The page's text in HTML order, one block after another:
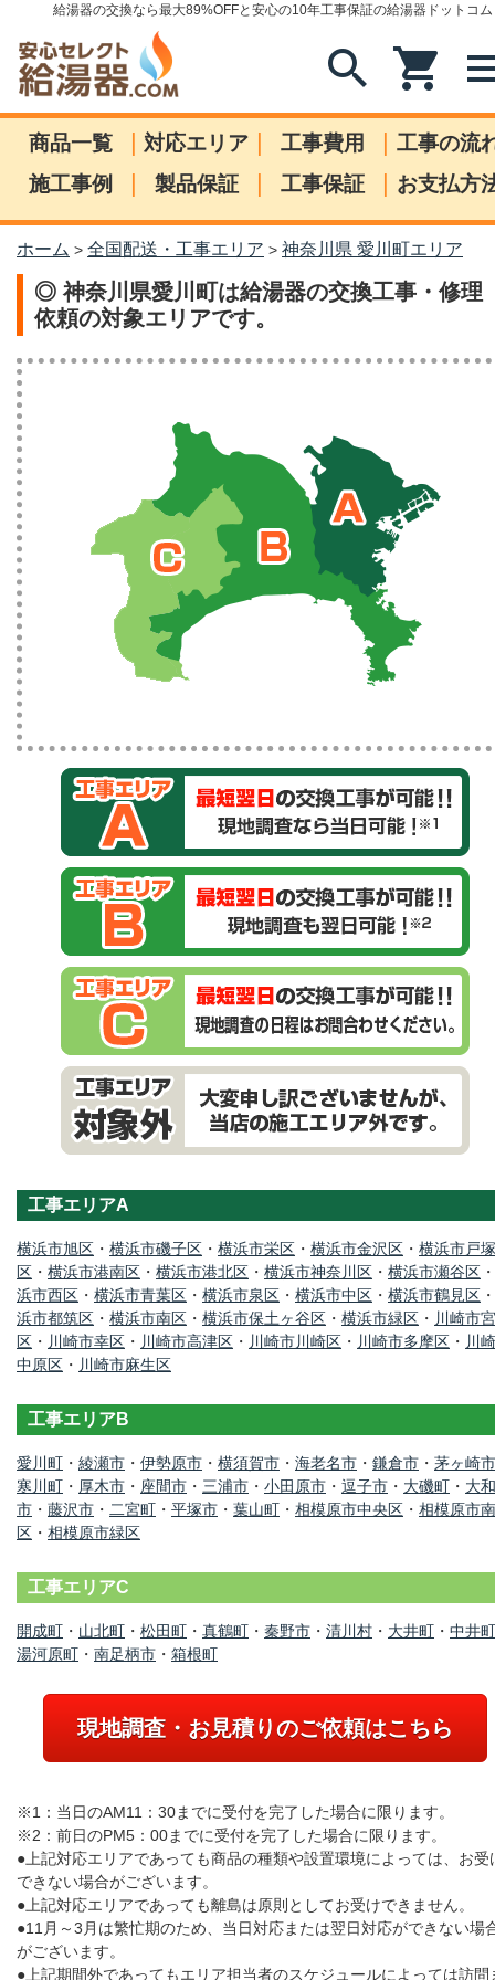
給湯器の交換なら最大89%OFFと安心の10年工事保証の給湯器ドットコム
search shopping_cart
商品一覧 | 対応エリア | 工事費用 | 工事の流
施工事例
| 製品保証 | 工事保証 | お支払方
ホーム > 全国配送・工事エリア > 神奈川県 愛川町エリア
◎ 神奈川県愛川町は給湯器の交換工事・修理
依頼の対象エリアです。
工事エリアA
横浜市旭区 ・ 横浜市磯子区 ・ 横浜市栄区 ・ 横浜市金沢区 ・ 横浜市戸塚
区 ・ 横浜市港南区 ・ 横浜市港北区 ・ 横浜市神奈川区 ・ 横浜市瀬谷区 ・
浜市西区 ・ 横浜市青葉区 ・ 横浜市泉区 ・ 横浜市中区 ・ 横浜市鶴見区 ・
浜市都筑区 ・ 横浜市南区 ・ 横浜市保土ヶ谷区 ・ 横浜市緑区 ・ 川崎市
区 ・ 川崎市幸区 ・ 川崎市高津区 ・ 川崎市川崎区 ・ 川崎市多摩区 ・ 川
中原区 ・ 川崎市麻生区
工事エリアB
愛川町 ・ 綾瀬市 ・ 伊勢原市 ・ 横須賀市 ・ 海老名市 ・ 鎌倉市 ・ 茅ヶ崎市
寒川町 ・ 厚木市 ・ 座間市 ・ 三浦市 ・ 小田原市 ・ 逗子市 ・ 大磯町 ・ 大和
市 ・ 藤沢市 ・ 二宮町 ・ 平塚市 ・ 葉山町 ・ 相模原市中央区 ・ 相模原市南
区 ・ 相模原市緑区
工事エリアC
開成町 ・ 山北町 ・ 松田町 ・ 真鶴町 ・ 秦野市 ・ 清川村 ・ 大井町 ・ 中井町
湯河原町 ・ 南足柄市 ・ 箱根町
現地調査・お見積りのご依頼はこちら
※1：当日のAM11：30までに受付を完了した場合に限ります。
※2：前日のPM5：00までに受付を完了した場合に限ります。
●上記対応エリアであっても商品の種類や設置環境によっては、お受
できない場合がございます。
●上記対応エリアであっても離島は原則としてお受けできません。
●11月～3月は繁忙期のため、当日対応または翌日対応ができない場
がございます。
●上記期間外であってもエリア担当者のスケジュールによっては訪問